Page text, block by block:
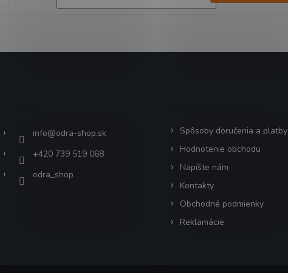
info@odra-shop.sk
+420 739 519 068
odra_shop
Spôsoby doručenia a platby
Hodnotenie obchodu
Napíšte nám
Kontakty
Obchodné podmienky
Reklamácie